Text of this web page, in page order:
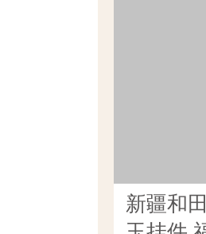
新疆和